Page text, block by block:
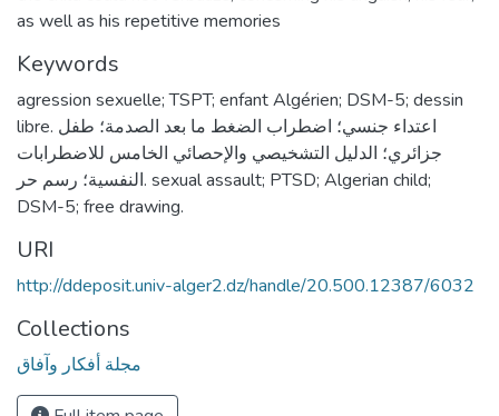
as well as his repetitive memories
Keywords
agression sexuelle; TSPT; enfant Algérien; DSM-5; dessin
libre. اعتداء جنسي؛ اضطراب الضغط ما بعد الصدمة؛ طفل
جزائري؛ الدليل التشخيصي والإحصائي الخامس للاضطرابات
النفسية؛ رسم حر. sexual assault; PTSD; Algerian child;
DSM-5; free drawing.
URI
http://ddeposit.univ-alger2.dz/handle/20.500.12387/6032
Collections
مجلة أفكار وآفاق